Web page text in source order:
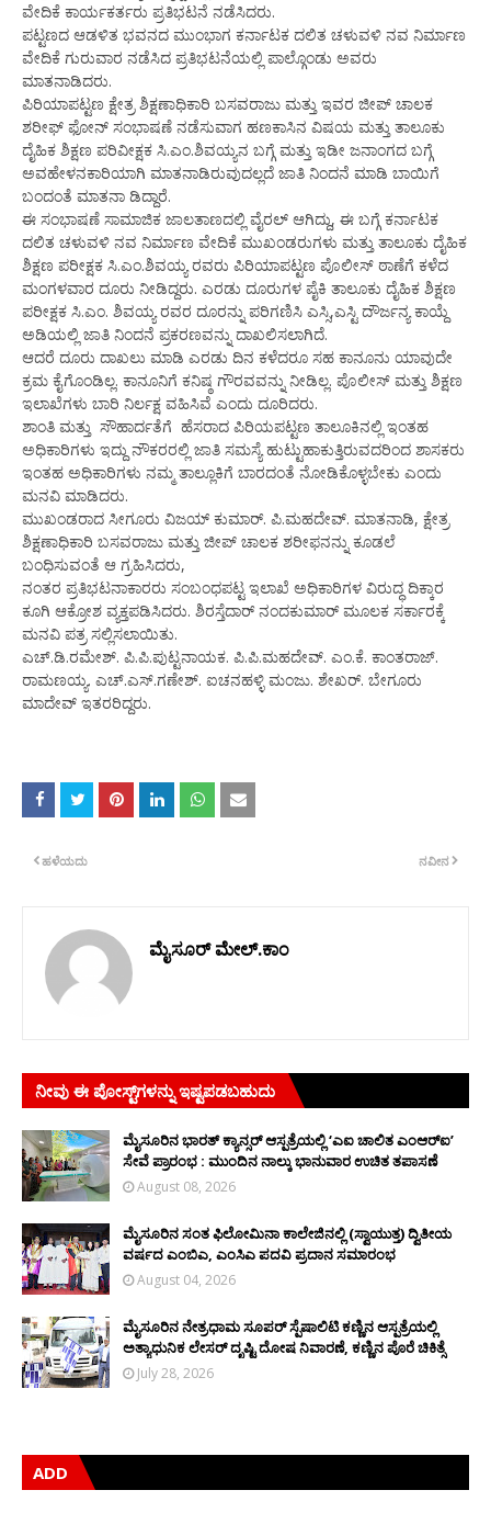
ವೇದಿಕೆ ಕಾರ್ಯಕರ್ತರು ಪ್ರತಿಭಟನೆ ನಡೆಸಿದರು.
ಪಟ್ಟಣದ ಆಡಳಿತ ಭವನದ ಮುಂಭಾಗ ಕರ್ನಾಟಕ ದಲಿತ ಚಳುವಳಿ ನವ ನಿರ್ಮಾಣ
ವೇದಿಕೆ ಗುರುವಾರ ನಡೆಸಿದ ಪ್ರತಿಭಟನೆಯಲ್ಲಿ ಪಾಲ್ಗೊಂಡು ಅವರು
ಮಾತನಾಡಿದರು.
ಪಿರಿಯಾಪಟ್ಟಣ ಕ್ಷೇತ್ರ ಶಿಕ್ಷಣಾಧಿಕಾರಿ ಬಸವರಾಜು ಮತ್ತು ಇವರ ಜೀಪ್ ಚಾಲಕ
ಶರೀಫ್ ಫೋನ್ ಸಂಭಾಷಣೆ ನಡೆಸುವಾಗ ಹಣಕಾಸಿನ ವಿಷಯ ಮತ್ತು ತಾಲೂಕು
ದೈಹಿಕ ಶಿಕ್ಷಣ ಪರಿವೀಕ್ಷಕ ಸಿ.ಎಂ.ಶಿವಯ್ಯನ ಬಗ್ಗೆ ಮತ್ತು ಇಡೀ ಜನಾಂಗದ ಬಗ್ಗೆ
ಅವಹೇಳನಕಾರಿಯಾಗಿ ಮಾತನಾಡಿರುವುದಲ್ಲದೆ ಜಾತಿ ನಿಂದನೆ ಮಾಡಿ ಬಾಯಿಗೆ
ಬಂದಂತೆ ಮಾತನಾ ಡಿದ್ದಾರೆ.
ಈ ಸಂಭಾಷಣೆ ಸಾಮಾಜಿಕ ಜಾಲತಾಣದಲ್ಲಿ ವೈರಲ್ ಆಗಿದ್ದು, ಈ ಬಗ್ಗೆ ಕರ್ನಾಟಕ
ದಲಿತ ಚಳುವಳಿ ನವ ನಿರ್ಮಾಣ ವೇದಿಕೆ ಮುಖಂಡರುಗಳು ಮತ್ತು ತಾಲೂಕು ದೈಹಿಕ
ಶಿಕ್ಷಣ ಪರೀಕ್ಷಕ ಸಿ.ಎಂ.ಶಿವಯ್ಯ ರವರು ಪಿರಿಯಾಪಟ್ಟಣ ಪೊಲೀಸ್ ಠಾಣೆಗೆ ಕಳೆದ
ಮಂಗಳವಾರ ದೂರು ನೀಡಿದ್ದರು. ಎರಡು ದೂರುಗಳ ಪೈಕಿ ತಾಲೂಕು ದೈಹಿಕ ಶಿಕ್ಷಣ
ಪರೀಕ್ಷಕ ಸಿ.ಎಂ. ಶಿವಯ್ಯ ರವರ ದೂರನ್ನು ಪರಿಗಣಿಸಿ ಎಸ್ಸಿ,ಎಸ್ಟಿ ದೌರ್ಜನ್ಯ ಕಾಯ್ದೆ
ಅಡಿಯಲ್ಲಿ ಜಾತಿ ನಿಂದನೆ ಪ್ರಕರಣವನ್ನು ದಾಖಲಿಸಲಾಗಿದೆ.
ಆದರೆ ದೂರು ದಾಖಲು ಮಾಡಿ ಎರಡು ದಿನ ಕಳೆದರೂ ಸಹ ಕಾನೂನು ಯಾವುದೇ
ಕ್ರಮ ಕೈಗೊಂಡಿಲ್ಲ. ಕಾನೂನಿಗೆ ಕನಿಷ್ಠ ಗೌರವವನ್ನು ನೀಡಿಲ್ಲ. ಪೊಲೀಸ್ ಮತ್ತು ಶಿಕ್ಷಣ
ಇಲಾಖೆಗಳು ಬಾರಿ ನಿರ್ಲಕ್ಷ ವಹಿಸಿವೆ ಎಂದು ದೂರಿದರು.
ಶಾಂತಿ ಮತ್ತು ಸೌಹಾರ್ದತೆಗೆ ಹೆಸರಾದ ಪಿರಿಯಪಟ್ಟಣ ತಾಲೂಕಿನಲ್ಲಿ ಇಂತಹ
ಅಧಿಕಾರಿಗಳು ಇದ್ದು ನೌಕರರಲ್ಲಿ ಜಾತಿ ಸಮಸ್ಯೆ ಹುಟ್ಟುಹಾಕುತ್ತಿರುವದರಿಂದ ಶಾಸಕರು
ಇಂತಹ ಅಧಿಕಾರಿಗಳು ನಮ್ಮ ತಾಲ್ಲೂಕಿಗೆ ಬಾರದಂತೆ ನೋಡಿಕೊಳ್ಳಬೇಕು ಎಂದು
ಮನವಿ ಮಾಡಿದರು.
ಮುಖಂಡರಾದ ಸೀಗೂರು ವಿಜಯ್ ಕುಮಾರ್. ಪಿ.ಮಹದೇವ್. ಮಾತನಾಡಿ, ಕ್ಷೇತ್ರ
ಶಿಕ್ಷಣಾಧಿಕಾರಿ ಬಸವರಾಜು ಮತ್ತು ಜೀಪ್ ಚಾಲಕ ಶರೀಫನನ್ನು ಕೂಡಲೆ
ಬಂಧಿಸುವಂತೆ ಆ ಗ್ರಹಿಸಿದರು,
ನಂತರ ಪ್ರತಿಭಟನಾಕಾರರು ಸಂಬಂಧಪಟ್ಟ ಇಲಾಖೆ ಅಧಿಕಾರಿಗಳ ವಿರುದ್ಧ ದಿಕ್ಕಾರ
ಕೂಗಿ ಆಕ್ರೋಶ ವ್ಯಕ್ತಪಡಿಸಿದರು. ಶಿರಸ್ತೆದಾರ್ ನಂದಕುಮಾರ್ ಮೂಲಕ ಸರ್ಕಾರಕ್ಕೆ
ಮನವಿ ಪತ್ರ ಸಲ್ಲಿಸಲಾಯಿತು.
ಎಚ್.ಡಿ.ರಮೇಶ್. ಪಿ.ಪಿ.ಪುಟ್ಟನಾಯಕ. ಪಿ.ಪಿ.ಮಹದೇವ್. ಎಂ.ಕೆ. ಕಾಂತರಾಜ್.
ರಾಮಣಯ್ಯ. ಎಚ್.ಎಸ್.ಗಣೇಶ್. ಐಚನಹಳ್ಳಿ ಮಂಜು. ಶೇಖರ್. ಬೇಗೂರು
ಮಾದೇವ್ ಇತರರಿದ್ದರು.
ನವೀನ
ಹಳೆಯದು
ಮೈಸೂರ್ ಮೇಲ್.ಕಾಂ
ನೀವು ಈ ಪೋಸ್ಟ್‌ಗಳನ್ನು ಇಷ್ಟಪಡಬಹುದು
ಮೈಸೂರಿನ ಭಾರತ್ ಕ್ಯಾನ್ಸರ್ ಆಸ್ಪತ್ರೆಯಲ್ಲಿ ‘ಎಐ ಚಾಲಿತ ಎಂಆರ್‌ಐ’
ಸೇವೆ ಪ್ರಾರಂಭ : ಮುಂದಿನ ನಾಲ್ಕು ಭಾನುವಾರ ಉಚಿತ ತಪಾಸಣೆ
August 08, 2026
ಮೈಸೂರಿನ ಸಂತ ಫಿಲೋಮಿನಾ ಕಾಲೇಜಿನಲ್ಲಿ (ಸ್ವಾಯುತ್ತ) ದ್ವಿತೀಯ
ವರ್ಷದ ಎಂಬಿಎ, ಎಂಸಿಎ ಪದವಿ ಪ್ರದಾನ ಸಮಾರಂಭ
August 04, 2026
ಮೈಸೂರಿನ ನೇತ್ರಧಾಮ ಸೂಪರ್ ಸ್ಪೆಷಾಲಿಟಿ ಕಣ್ಣಿನ ಆಸ್ಪತ್ರೆಯಲ್ಲಿ
ಅತ್ಯಾಧುನಿಕ ಲೇಸರ್ ದೃಷ್ಟಿ ದೋಷ ನಿವಾರಣೆ, ಕಣ್ಣಿನ ಪೊರೆ ಚಿಕಿತ್ಸೆ
July 28, 2026
ADD